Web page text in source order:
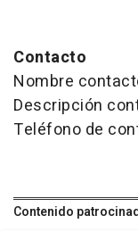
Contacto
Nombre
Descripción
Teléfono de
Contenido